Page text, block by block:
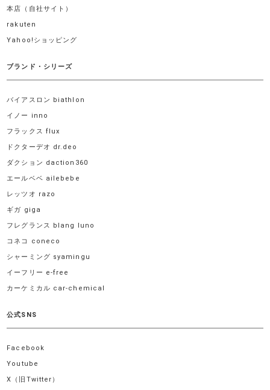
本店（自社サイト）
rakuten
Yahoo!ショッピング
ブランド・シリーズ
バイアスロン biathlon
イノー inno
フラックス flux
ドクターデオ dr.deo
ダクション daction360
エールベベ ailebebe
レッツオ razo
ギガ giga
フレグランス blang luno
コネコ coneco
シャーミング syamingu
イーフリー e-free
カーケミカル car-chemical
公式SNS
Facebook
Youtube
X（旧Twitter）